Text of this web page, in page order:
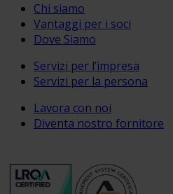
Chi siamo
Vantaggi per i soci
Dove Siamo
Servizi per l’impresa
Servizi per la persona
Lavora con noi
Diventa nostro fornitore